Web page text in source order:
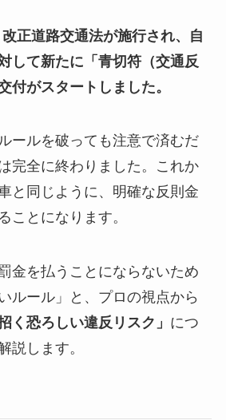
正道路交通法が施行され、自
して新たに「青切符（交通反
付がスタートしました。
ールを破っても注意で済むだ
完全に終わりました。これか
と同じように、明確な反則金
ことになります。
金を払うことにならないため
ルール」と、プロの視点から
く恐ろしい違反リスク」 につ
説します。